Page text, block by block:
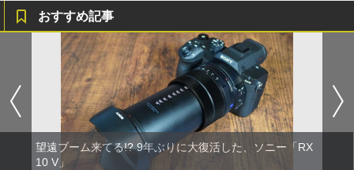
おすすめ記事
望遠ブーム来てる!? 9年ぶりに大復活した、ソニー「RX
10 V」